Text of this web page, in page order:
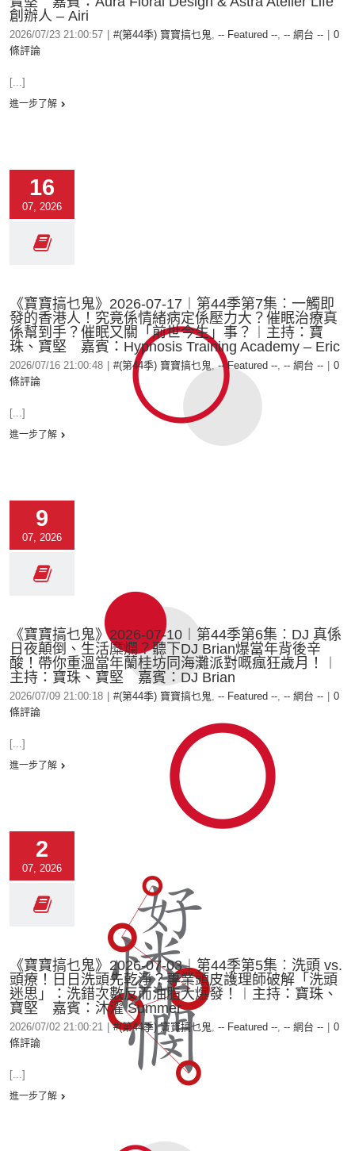
創辦人 – Airi
2026/07/23 21:00:57 #(第44季) 寶寶搞乜鬼, -- Featured --, -- 網台 --
0
條評論
[...]
進一步了解
16
07, 2026
《寶寶搞乜鬼》2026-07-17︱第44季第7集︰一觸即
發的香港人！究竟係情緒病定係壓力大？催眠治療真
係幫到手？催眠又關「前世今生」事？︱主持：寶
珠、寶堅 嘉賓：Hypnosis Training Academy – Eric
2026/07/16 21:00:48 #(第44季) 寶寶搞乜鬼,-- Featured --, -- 網台 --
0
條評論
[...]
進一步了解
9
07, 2026
《寶寶搞乜鬼》2026-07-10︱第44季第6集︰DJ 真係
日夜顛倒、生活糜爛？聽下DJ Brian爆當年背後辛
酸！帶你重溫當年蘭桂坊同海灘派對嘅瘋狂歲月！︱
主持：寶珠、寶堅 嘉賓：DJ Brian
2026/07/09 21:00:18 #(第44季) 寶寶搞乜鬼, -- Featured --, -- 網台 --
0
條評論
[...]
進一步了解
2
07, 2026
《寶寶搞乜鬼》2026-07-03︱第44季第5集︰洗頭 vs.
頭療！日日洗頭先乾淨？專業頭皮護理師破解「洗頭
迷思」：洗錯次數反而油脂大爆發！︱主持：寶珠、
寶堅 嘉賓：沐濯 Summer
2026/07/02 21:00:21 #(第44季) 寶寶搞乜鬼, -- Featured --, -- 網台 --
0
條評論
[...]
進一步了解